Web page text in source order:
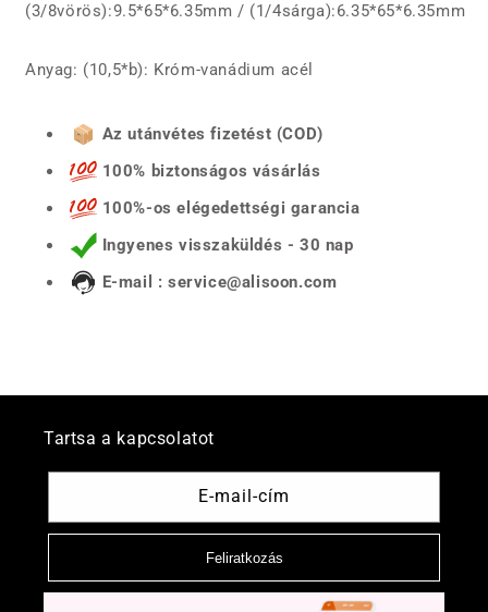
(3/8vörös):9.5*65*6.35mm / (1/4sárga):6.35*65*6.35mm
Anyag: (10,5*b): Króm-vanádium acél
Az utánvétes fizetést (COD)
100% biztonságos vásárlás
100%-os elégedettségi garancia
Ingyenes visszaküldés - 30 nap
E-mail : service@alisoon.com
Tartsa a kapcsolatot
E-mail-cím
Feliratkozás